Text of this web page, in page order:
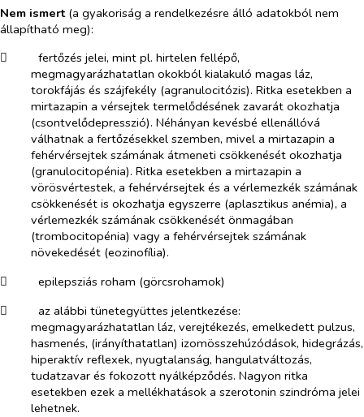
Nem ismert(a gyakoriság a rendelkezésre álló adatokból nem
állapítható meg):
​
fertőzés jelei, mint pl. hirtelen fellépő,
megmagyarázhatatlan okokból kialakuló magas láz,
torokfájás és szájfekély (agranulocitózis). Ritka esetekben a
mirtazapin a vérsejtek termelődésének zavarát okozhatja
(csontvelődepresszió). Néhányan kevésbé ellenállóvá
válhatnak a fertőzésekkel szemben, mivel a mirtazapin a
fehérvérsejtek számának átmeneti csökkenését okozhatja
(granulocitopénia). Ritka esetekben a mirtazapin a
vörösvértestek, a fehérvérsejtek és a vérlemezkék számának
csökkenését is okozhatja egyszerre (aplasztikus anémia), a
vérlemezkék számának csökkenését önmagában
(trombocitopénia) vagy a fehérvérsejtek számának
növekedését (eozinofília).
​
epilepsziás roham (görcsrohamok)
​
az alábbi tünetegyüttes jelentkezése:
megmagyarázhatatlan láz, verejtékezés, emelkedett pulzus,
hasmenés, (irányíthatatlan) izomösszehúzódások, hidegrázás,
hiperaktív reflexek, nyugtalanság, hangulatváltozás,
tudatzavar és fokozott nyálképződés. Nagyon ritka
esetekben ezek a mellékhatások a szerotonin szindróma jelei
lehetnek.